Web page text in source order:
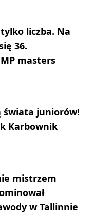
liczba. Na
36.
masters
świata juniorów!
Karbownik
mistrzem
w Tallinnie